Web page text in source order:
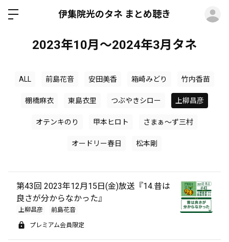
伊集院光のタネ まとめ聴き
2023年10月～2024年3月タネ
ALL 前島花音 安田美香 箱崎みどり 竹内香苗
棚橋麻衣 東島衣里 つぶやきシロー 上柳昌彦
オテンキのり 甲本ヒロト さまぁ～ず三村
オードリー春日 松本剛
第43回 2023年12月15日(金)放送『14.昔は
良さが分からなかった』
上柳昌彦 前島花音
プレミアム会員限定